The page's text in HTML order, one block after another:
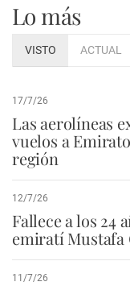
Lo más
VISTO ACTUAL
17/7/26
Las aerolíneas
vuelos a
región
12/7/26
Fallece a los 24
emiratí Mustafa
11/7/26